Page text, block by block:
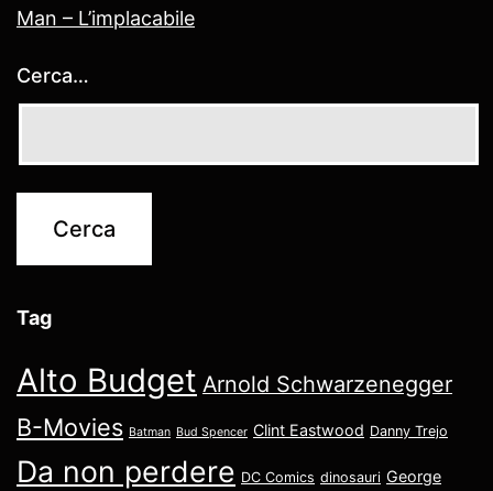
Man – L’implacabile
Cerca…
Tag
Alto Budget Arnold Schwarzenegger
B-Movies Batman Bud Spencer Clint Eastwood Danny Trejo
Da non perdere DC Comics dinosauri George